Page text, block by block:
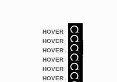
HOVER
HOVER
HOVER
HOVER
HOVER
HOVER